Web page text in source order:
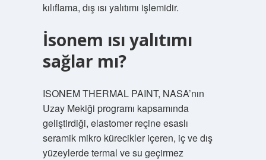
kılıflama, dış ısı yalıtımı işlemidir.
İsonem ısı yalıtımı
sağlar mı?
ISONEM THERMAL PAINT, NASA’nın
Uzay Mekiği programı kapsamında
geliştirdiği, elastomer reçine esaslı
seramik mikro kürecikler içeren, iç ve dış
yüzeylerde termal ve su geçirmez